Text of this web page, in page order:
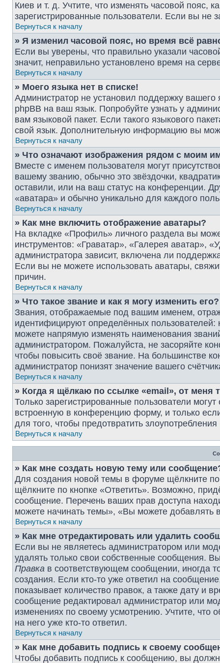
Киев и т. д. Учтите, что изменять часовой пояс,
зарегистрированные пользователи. Если вы не
Вернуться к началу
» Я изменил часовой пояс, но время всё
Если вы уверены, что правильно указали
значит, неправильно установлено время на
Вернуться к началу
» Моего языка нет в списке!
Администратор не установил поддержку
phpBB на ваш язык. Попробуйте узнать у
вам языковой пакет. Если такого языкового
свой язык. Дополнительную информацию вы
Вернуться к началу
» Что означают изображения рядом с моим
Вместе с именем пользователя могут
вашему званию, обычно это звёздочки,
оставили, или на ваш статус на конференции.
«аватара» и обычно уникально для каждого
Вернуться к началу
» Как мне включить отображение аватары?
На вкладке «Профиль» личного раздела вы
инструментов: «Граватар», «Галерея аватар»,
администратора зависит, включена ли
Если вы не можете использовать аватары,
причин.
Вернуться к началу
» Что такое звание и как я могу изменить его?
Звания, отображаемые под вашим именем,
идентифицируют определённых
можете напрямую изменять наименования
администратором. Пожалуйста, не засоряйте
чтобы повысить своё звание. На большинстве
администратор понизят значение вашего
Вернуться к началу
» Когда я щёлкаю по ссылке «email», от
Только зарегистрированные пользователи
встроенную в конференцию форму, и только
для того, чтобы предотвратить
Вернуться к началу
» Как мне создать новую тему или
Для создания новой темы в форуме щёлкните
щёлкните по кнопке «Ответить». Возможно,
сообщение. Перечень ваших прав доступа
можете начинать темы», «Вы можете добавлять
Вернуться к началу
» Как мне отредактировать или удалить
Если вы не являетесь администратором или
удалять только свои собственные сообщения.
Правка в соответствующем сообщении, иногда
создания. Если кто-то уже ответил на
показывает количество правок, а также дату и
сообщение редактировал администратор или
изменениях по своему усмотрению. Учтите, что
на него уже кто-то ответил.
Вернуться к началу
» Как мне добавить подпись к своему
Чтобы добавить подпись к сообщению, вы